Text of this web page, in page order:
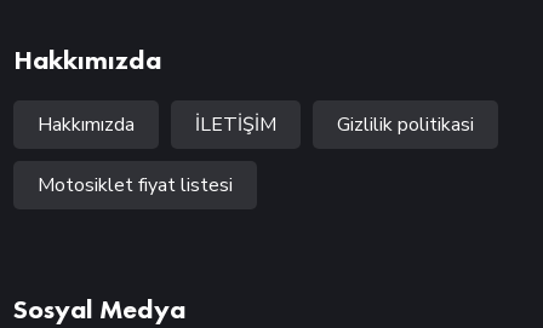
Hakkımızda
Hakkımızda İLETİŞİM Gizlilik politikasi
Motosiklet fiyat listesi
Sosyal Medya